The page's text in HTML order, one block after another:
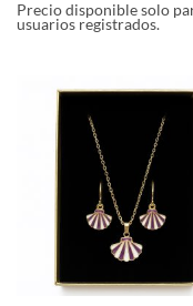
Precio disponible solo
usuarios registrados.